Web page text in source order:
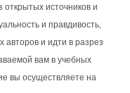
источников и
и правдивость,
авторов и идти в разрез
вам в учебных
вы осуществляете на